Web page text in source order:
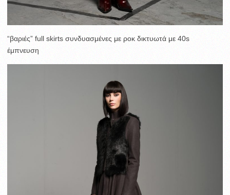
“βαριές” full skirts συνδυασμένες με ροκ δικτυωτά με 40s
έμπνευση